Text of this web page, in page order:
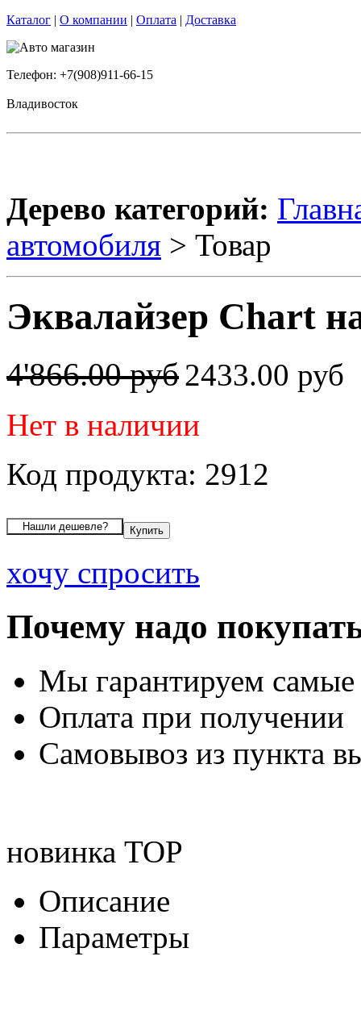
Каталог | О компании | Оплата | Доставка
Телефон: +7(908)911-66-15
Владивосток
Дерево категорий:
автомобиля > Товар
Эквалайзер Chart
4'866.00 руб2433.00 руб
Нет в наличии
Код продукта: 2912
хочу спросить
Почему надо
Мы гарантируем
Оплата при получении
Самовывоз из пункта
новинка TOP
Описание
Параметры